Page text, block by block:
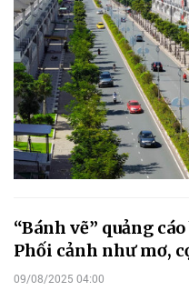
“Bánh vẽ” quảng
Phối cảnh như mơ,
09/08/2025 04:00